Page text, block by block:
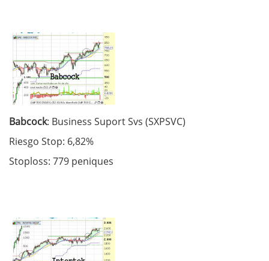
Babcock: Business Suport Svs (SXPSVC)
Riesgo Stop: 6,82%
Stoploss: 779 peniques